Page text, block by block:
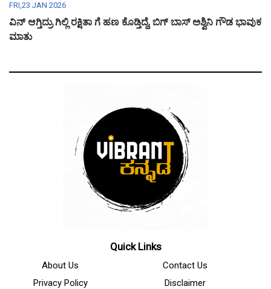
FRI,23 JAN 2026
ವಿನ್ ಆಗ್ತಿದ್ರು ಗಿಲ್ಲಿ ರಕ್ಷಿತಾ ಗೆ ಹಣ ಕೊಡ್ತಿದ್ದೆ, ಬಿಗ್ ಬಾಸ್ ಅಶ್ವಿನಿ ಗೌಡ ಭಾವುಕ
ಮಾತು
Quick Links
About Us
Contact Us
Privacy Policy
Disclaimer